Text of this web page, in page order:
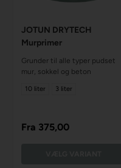
JOTUN DRYTECH
Murprimer
Grunder til alle typer pudset
mur, sokkel og beton
10 liter 3 liter
Fra 375,00